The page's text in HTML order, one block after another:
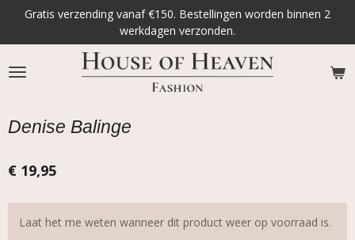
naar
de
hoofdinhoud
Gratis verzending vanaf €150. Bestellingen worden binnen 2
werkdagen verzonden.
Denise Balinge
€ 19,95
Laat het me weten wanneer dit product weer op voorraad is.